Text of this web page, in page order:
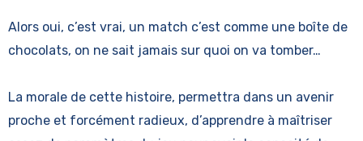
Alors oui, c’est vrai, un match c’est comme une boîte de
chocolats, on ne sait jamais sur quoi on va tomber…
La morale de cette histoire, permettra dans un avenir
proche et forcément radieux, d’apprendre à maîtriser